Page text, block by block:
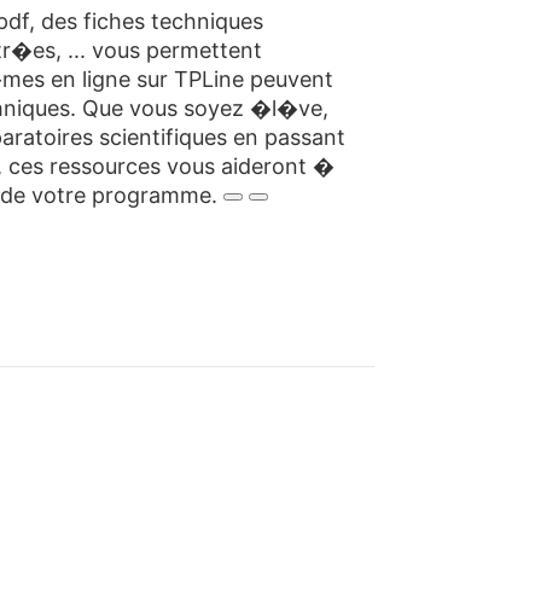
des fiches techniques
... vous permettent
en ligne sur TPLine peuvent
Que vous soyez �l�ve,
scientifiques en passant
ces ressources vous aideront �
votre programme.